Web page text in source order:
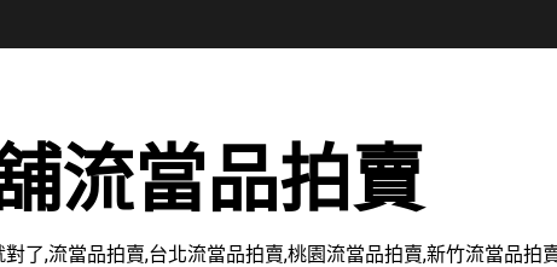
流當品拍賣
了,流當品拍賣,台北流當品拍賣,桃園流當品拍賣,新竹流當品拍